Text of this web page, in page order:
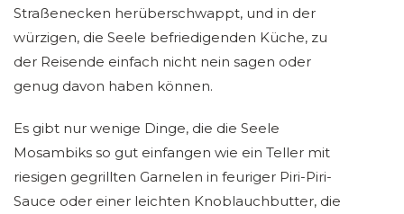
Straßenecken herüberschwappt, und in der
würzigen, die Seele befriedigenden Küche, zu
der Reisende einfach nicht nein sagen oder
genug davon haben können.
Es gibt nur wenige Dinge, die die Seele
Mosambiks so gut einfangen wie ein Teller mit
riesigen gegrillten Garnelen in feuriger Piri-Piri-
Sauce oder einer leichten Knoblauchbutter, die